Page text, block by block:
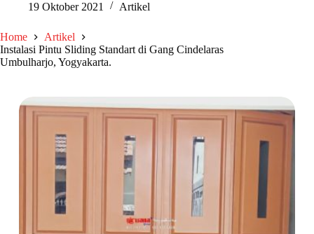
19 Oktober 2021 Artikel
Home
Artikel
Instalasi Pintu Sliding Standart di Gang Cindelaras
Umbulharjo, Yogyakarta.